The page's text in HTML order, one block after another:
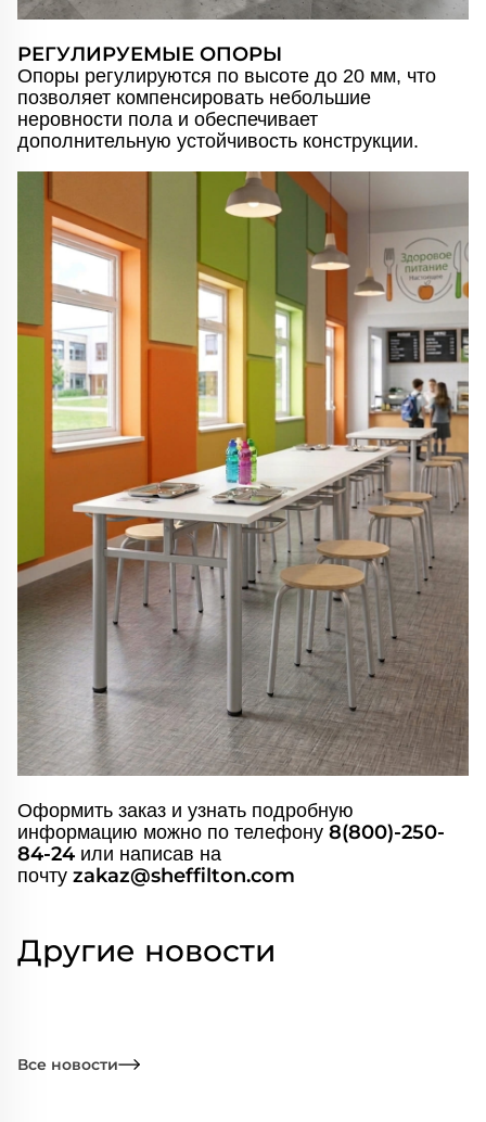
РЕГУЛИРУЕМЫЕ ОПОРЫ
Опоры регулируются по высоте до 20 мм, что
позволяет компенсировать небольшие
неровности пола и обеспечивает
дополнительную устойчивость конструкции.
Оформить заказ и узнать подробную
информацию можно по телефону 8(800)-250-
84-24 или написав на
почту zakaz@sheffilton.com
Другие новости
Все новости